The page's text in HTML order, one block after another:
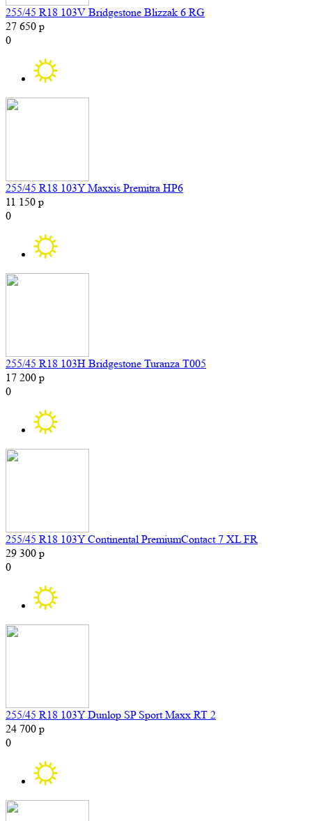
255/45 R18 103V Bridgestone Blizzak 6 RG
27 650 р
0
255/45 R18 103Y Maxxis Premitra HP6
11 150 р
0
255/45 R18 103H Bridgestone Turanza T005
17 200 р
0
255/45 R18 103Y Continental PremiumContact 7 XL FR
29 300 р
0
255/45 R18 103Y Dunlop SP Sport Maxx RT 2
24 700 р
0